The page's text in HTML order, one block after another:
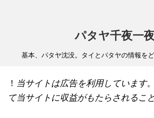
パタヤ千夜一
基本、パタヤ沈没。タイとパタヤの情報を
！ 当サイトは広告を利用しています
て当サイトに収益がもたらされるこ